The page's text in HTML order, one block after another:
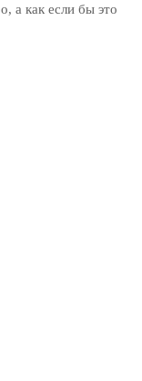
а как если бы это